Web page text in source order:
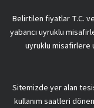
Belirtilen fiyatlar T.C.
yabancı uyruklu
uyruklu misafirlere
Sitemizde yer alan
kullanım saatleri